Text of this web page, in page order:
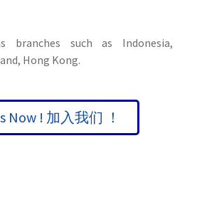
branches such as Indonesia,
Hong Kong.
Now ! 加入我们 ！